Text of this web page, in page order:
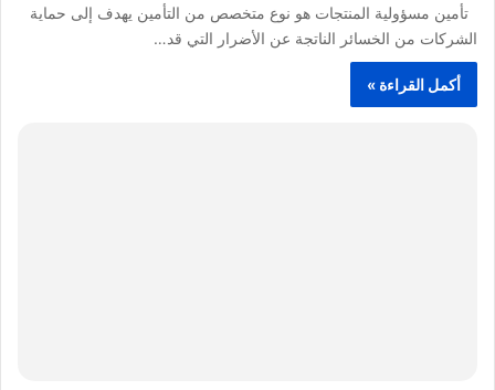
تأمين مسؤولية المنتجات هو نوع متخصص من التأمين يهدف إلى حماية
الشركات من الخسائر الناتجة عن الأضرار التي قد…
أكمل القراءة »